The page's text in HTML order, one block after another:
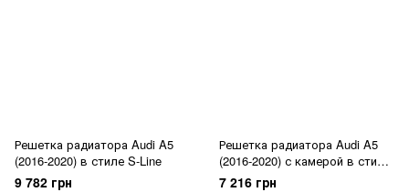
Решетка радиатора Audi A5
(2016-2020) в стиле S-Line
9 782 грн
Решетка радиатора Audi A5
(2016-2020) с камерой в стиле
RS
7 216 грн